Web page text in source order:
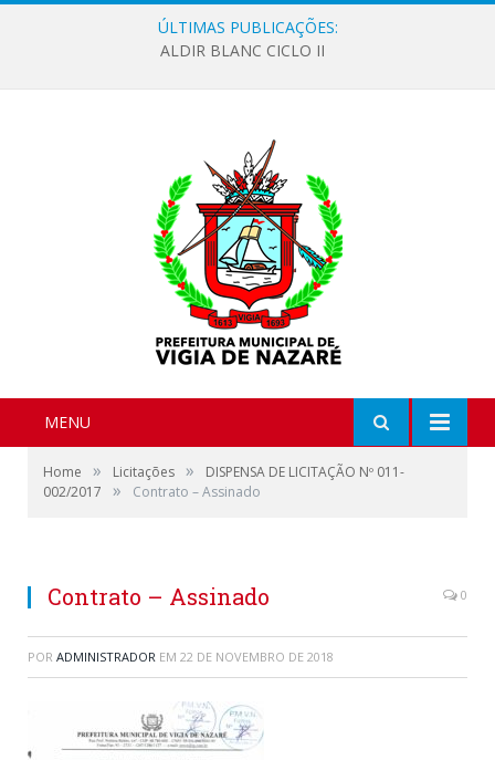
ÚLTIMAS PUBLICAÇÕES:
ALDIR BLANC CICLO II
MENU
Home » Licitações »
DISPENSA DE LICITAÇÃO Nº 011-
002/2017
» Contrato – Assinado
Contrato – Assinado 0
POR ADMINISTRADOR EM 22 DE NOVEMBRO DE 2018